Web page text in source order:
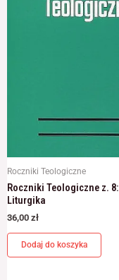
Roczniki Teologiczne
Roczniki Teologiczne z. 8:
Liturgika
36,00 zł
Dodaj do koszyka